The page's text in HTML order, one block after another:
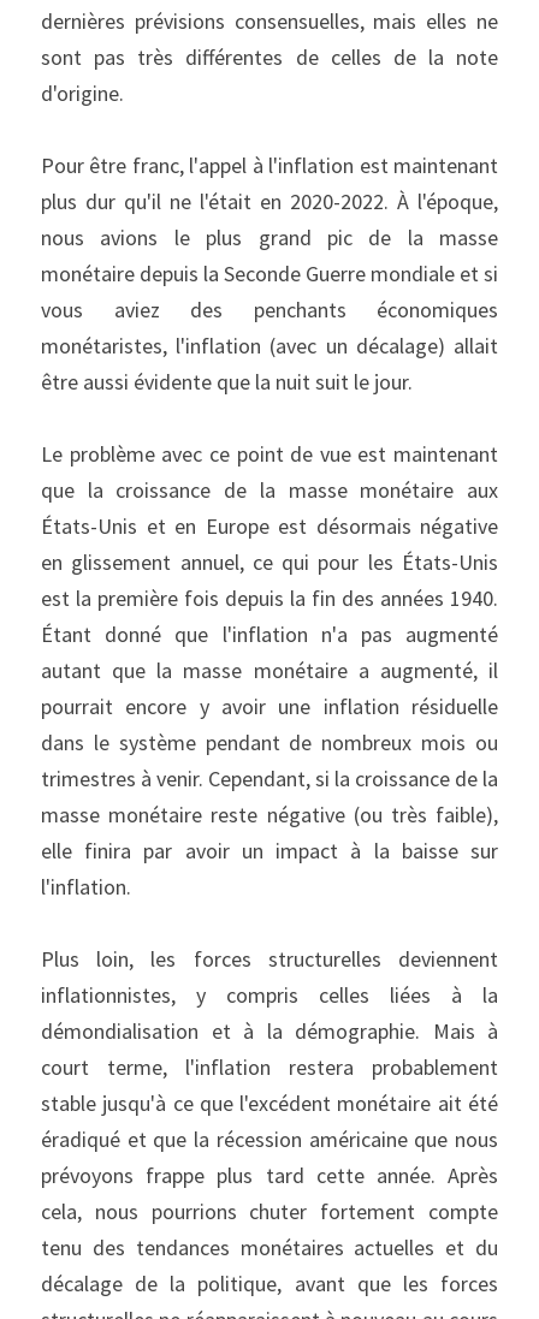
dernières prévisions consensuelles, mais elles ne
sont pas très différentes de celles de la note
d'origine.
Pour être franc, l'appel à l'inflation est maintenant
plus dur qu'il ne l'était en 2020-2022. À l'époque,
nous avions le plus grand pic de la masse
monétaire depuis la Seconde Guerre mondiale et si
vous aviez des penchants économiques
monétaristes, l'inflation (avec un décalage) allait
être aussi évidente que la nuit suit le jour.
Le problème avec ce point de vue est maintenant
que la croissance de la masse monétaire aux
États-Unis et en Europe est désormais négative
en glissement annuel, ce qui pour les États-Unis
est la première fois depuis la fin des années 1940.
Étant donné que l'inflation n'a pas augmenté
autant que la masse monétaire a augmenté, il
pourrait encore y avoir une inflation résiduelle
dans le système pendant de nombreux mois ou
trimestres à venir. Cependant, si la croissance de la
masse monétaire reste négative (ou très faible),
elle finira par avoir un impact à la baisse sur
l'inflation.
Plus loin, les forces structurelles deviennent
inflationnistes, y compris celles liées à la
démondialisation et à la démographie. Mais à
court terme, l'inflation restera probablement
stable jusqu'à ce que l'excédent monétaire ait été
éradiqué et que la récession américaine que nous
prévoyons frappe plus tard cette année. Après
cela, nous pourrions chuter fortement compte
tenu des tendances monétaires actuelles et du
décalage de la politique, avant que les forces